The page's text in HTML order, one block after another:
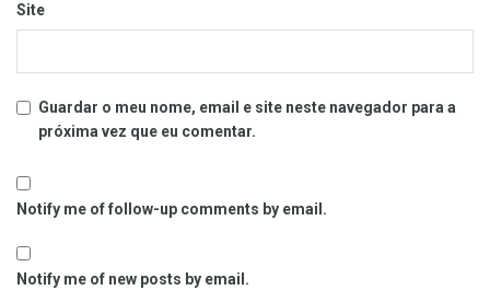
Site
Guardar o meu nome, email e site neste navegador para a
próxima vez que eu comentar.
Notify me of follow-up comments by email.
Notify me of new posts by email.